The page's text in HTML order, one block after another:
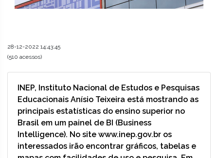
28-12-2022 14:43:45
(510 acessos)
INEP, Instituto Nacional de Estudos e Pesquisas
Educacionais Anísio Teixeira está mostrando as
principais estatísticas do ensino superior no
Brasil em um painel de BI (Business
Intelligence). No site www.inep.gov.br os
interessados irão encontrar gráficos, tabelas e